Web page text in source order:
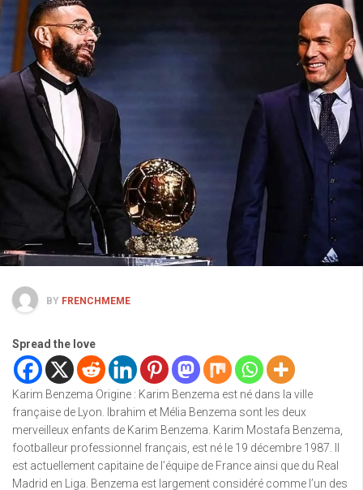
BY FRENCHMEME
Spread the love
Karim Benzema Origine : Karim Benzema est né dans la ville
française de Lyon. Ibrahim et Mélia Benzema sont les deux
merveilleux enfants de Karim Benzema. Karim Mostafa Benzema,
footballeur professionnel français, est né le 19 décembre 1987. Il
est actuellement capitaine de l’équipe de France ainsi que du Real
Madrid en Liga. Benzema est largement considéré comme l’un des